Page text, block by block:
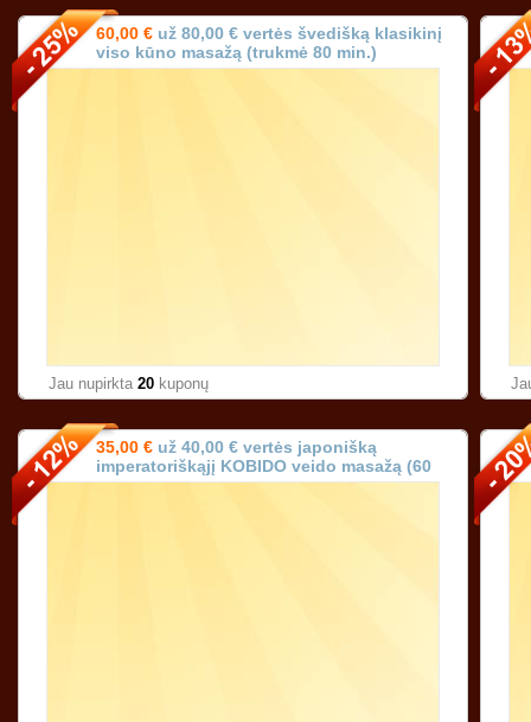
60,00 € už 80,00 € vertės švedišką klasikinį
viso kūno masažą (trukmė 80 min.)
Karoliniškėse Vilniuje!
Jau nupirkta 20 kuponų
35,00 € už 40,00 € vertės japonišką
imperatoriškąjį KOBIDO veido masažą (60
min.) Vilniuje!